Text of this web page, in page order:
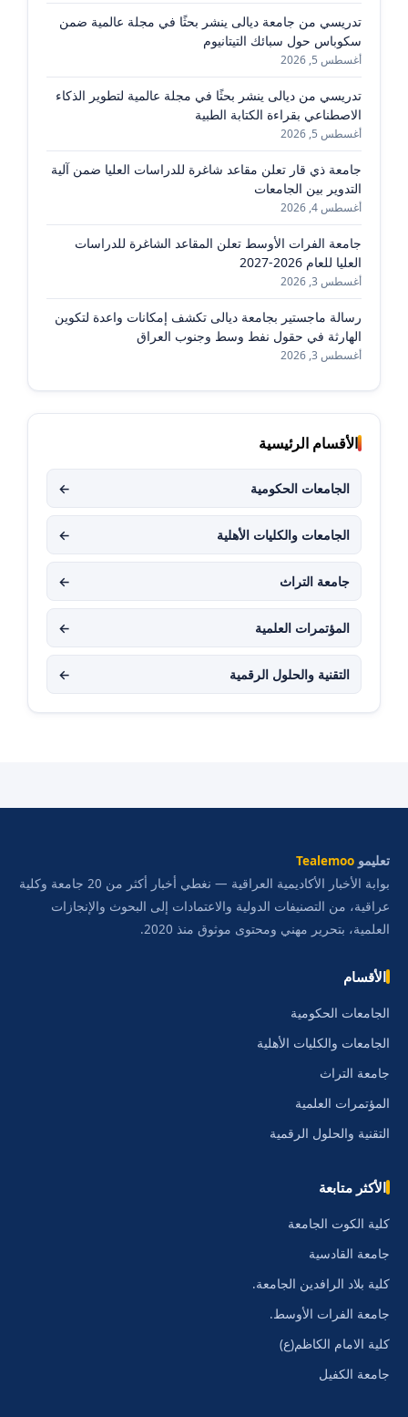
تدريسي من جامعة ديالى ينشر بحثًا في مجلة عالمية ضمن
سكوباس حول سبائك التيتانيوم
أغسطس 5, 2026
تدريسي من ديالى ينشر بحثًا في مجلة عالمية لتطوير الذكاء
الاصطناعي بقراءة الكتابة الطبية
أغسطس 5, 2026
جامعة ذي قار تعلن مقاعد شاغرة للدراسات العليا ضمن آلية
التدوير بين الجامعات
أغسطس 4, 2026
جامعة الفرات الأوسط تعلن المقاعد الشاغرة للدراسات
العليا للعام 2026-2027
أغسطس 3, 2026
رسالة ماجستير بجامعة ديالى تكشف إمكانات واعدة لتكوين
الهارثة في حقول نفط وسط وجنوب العراق
أغسطس 3, 2026
الأقسام الرئيسية
الجامعات الحكومية ←
الجامعات والكليات الأهلية ←
جامعة التراث ←
المؤتمرات العلمية ←
التقنية والحلول الرقمية ←
تعليمو Tealemoo
بوابة الأخبار الأكاديمية العراقية — نغطي أخبار أكثر من 20 جامعة وكلية
عراقية، من التصنيفات الدولية والاعتمادات إلى البحوث والإنجازات
العلمية، بتحرير مهني ومحتوى موثوق منذ 2020.
الأقسام
الجامعات الحكومية
الجامعات والكليات الأهلية
جامعة التراث
المؤتمرات العلمية
التقنية والحلول الرقمية
الأكثر متابعة
كلية الكوت الجامعة
جامعة القادسية
كلية بلاد الرافدين الجامعة.
جامعة الفرات الأوسط.
كلية الامام الكاظم(ع)
جامعة الكفيل